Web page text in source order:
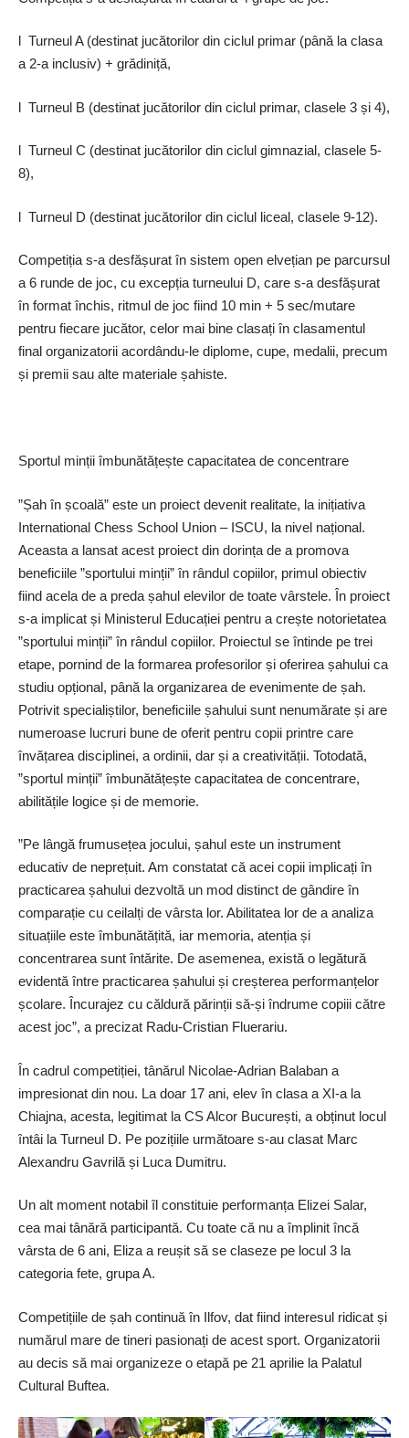
l Turneul A (destinat jucătorilor din ciclul primar (până la clasa
a 2-a inclusiv) + grădiniță,
l Turneul B (destinat jucătorilor din ciclul primar, clasele 3 și 4),
l Turneul C (destinat jucătorilor din ciclul gimnazial, clasele 5-
8),
l Turneul D (destinat jucătorilor din ciclul liceal, clasele 9-12).
Competiția s-a desfă­șurat în sistem open el­vețian pe parcursul
a 6 runde de joc, cu excepția turneului D, care s-a desfășurat
în format închis, ritmul de joc fiind 10 min + 5 sec/mutare
pentru fiecare jucător, celor mai bine clasați în clasamentul
final organizatorii acordându-le diplome, cupe, medalii, precum
și premii sau alte materiale șahiste.
Sportul minții îmbunătățește capacitatea de concentrare
”Șah în școală” este un proiect devenit realitate, la inițiativa
International Chess School Union – ISCU, la nivel național.
Aceasta a lansat acest proiect din dorința de a promova
beneficiile ”sportului minții” în rândul copiilor, primul obiectiv
fiind acela de a preda șahul elevilor de toate vârstele. În proiect
s-a implicat și Ministerul Educației pentru a crește notorietatea
”sportului minții” în rândul copiilor. Proiectul se întinde pe trei
etape, pornind de la formarea profesorilor și oferirea șahului ca
studiu opțional, până la organizarea de evenimente de șah.
Potrivit specialiștilor, beneficiile șahului sunt nenumărate și are
numeroase lucruri bune de oferit pentru copii printre care
învățarea disciplinei, a ordinii, dar și a creativității. Totodată,
”sportul minții” îmbunătățește capacitatea de concentrare,
abilitățile logice și de memorie.
”Pe lângă frumusețea jocului, șahul este un instrument
educativ de ne­prețuit. Am constatat că acei copii implicați în
practicarea șahului dezvoltă un mod distinct de gândire în
comparație cu ceilalți de vârsta lor. Abilitatea lor de a analiza
situațiile este îmbunătățită, iar memoria, atenția și
concentrarea sunt întărite. De asemenea, există o legătură
evidentă între practicarea șahului și creșterea performanțelor
școlare. Încurajez cu căldură pă­rinții să-și îndrume copiii către
acest joc”, a precizat Radu-Cristian Fluerariu.
În cadrul competiției, tânărul Nicolae-Adrian Balaban a
impresionat din nou. La doar 17 ani, elev în clasa a XI-a la
Chiajna, acesta, legitimat la CS Alcor București, a obținut locul
întâi la Turneul D. Pe pozițiile următoare ­s-au clasat Marc
Alexandru Gavrilă și Luca Dumitru.
Un alt moment notabil îl constituie performanța Elizei Salar,
cea mai tânără participantă. Cu toate că nu a împlinit încă
vârs­ta de 6 ani, Eliza a reușit să se claseze pe locul 3 la
categoria fete, grupa A.
Competițiile de șah continuă în Ilfov, dat fiind interesul ridicat și
numărul mare de tineri pasionați de acest sport. Organizatorii
au decis să mai organizeze o etapă pe 21 aprilie la Palatul
Cultural Buftea.